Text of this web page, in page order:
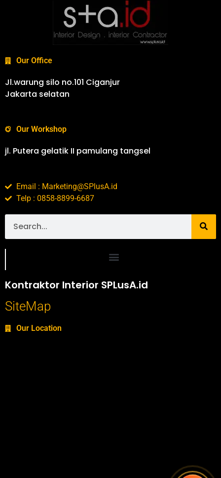
Our Office
Jl.warung silo no.101 Ciganjur
Jakarta selatan
Our Workshop
jl. Putera gelatik II pamulang tangsel
Email : Marketing@SPlusA.id
Telp : 0858-8899-6687
Kontraktor Interior SPLusA.id
SiteMap
Our Location